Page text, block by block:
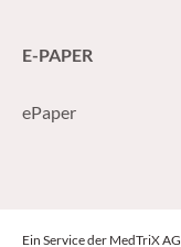
E-PAPER
ePaper
Ein Service der MedTriX AG